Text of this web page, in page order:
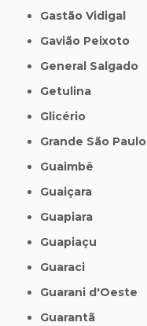
Gastão Vidigal
Gavião Peixoto
General Salgado
Getulina
Glicério
Grande São Paulo
Guaimbê
Guaiçara
Guapiara
Guapiaçu
Guaraci
Guarani d'Oeste
Guarantã